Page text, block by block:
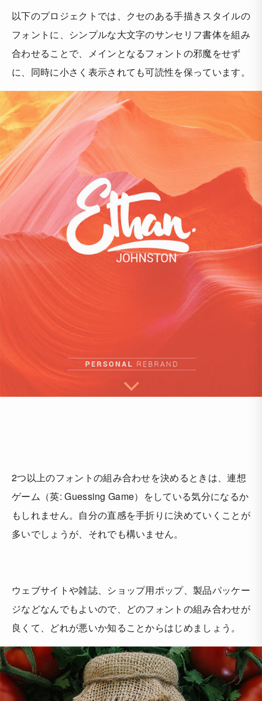
以下のプロジェクトでは、クセのある手描きスタイルの
フォントに、シンプルな大文字のサンセリフ書体を組み
合わせることで、メインとなるフォントの邪魔をせず
に、同時に小さく表示されても可読性を保っています。
2つ以上のフォントの組み合わせを決めるときは、連想
ゲーム（英: Guessing Game）をしている気分になるか
もしれません。自分の直感を手折りに決めていくことが
多いでしょうが、それでも構いません。
ウェブサイトや雑誌、ショップ用ポップ、製品パッケー
ジなどなんでもよいので、どのフォントの組み合わせが
良くて、どれが悪いか知ることからはじめましょう。